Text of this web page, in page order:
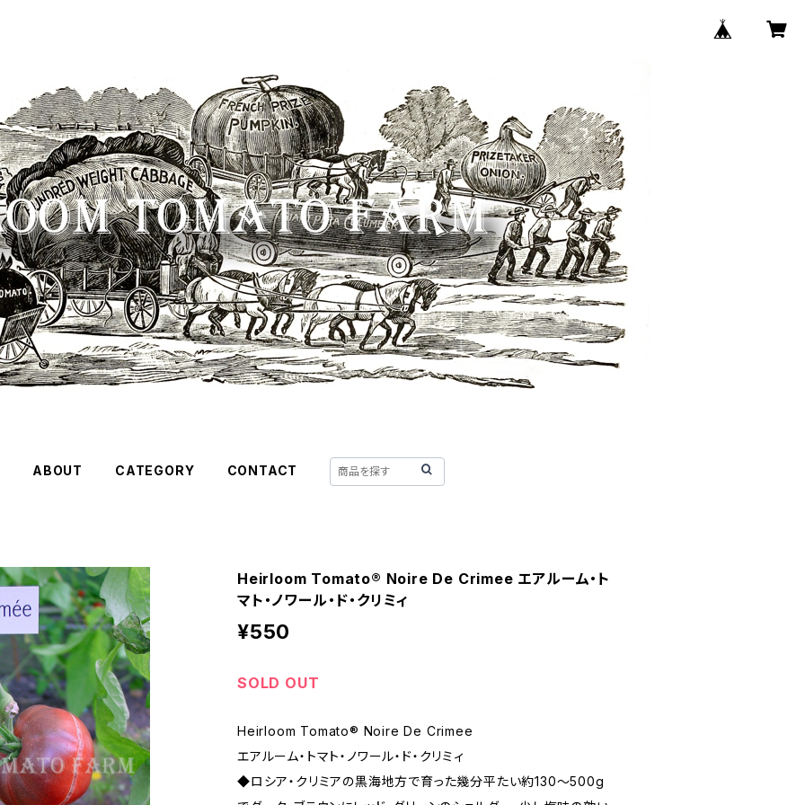
ABOUT CATEGORY CONTACT
Heirloom Tomato® Noire De Crimee エアルーム・ト
マト・ノワール・ド・クリミィ
¥550
SOLD OUT
Heirloom Tomato® Noire De Crimee
エアルーム・トマト・ノワール・ド・クリミィ
◆ロシア・クリミアの黒海地方で育った幾分平たい約130〜500g